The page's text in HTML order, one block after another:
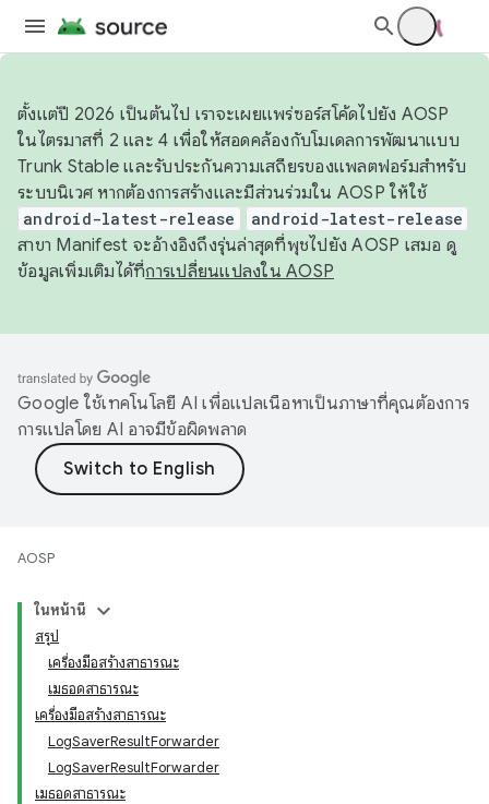
ตั้งแต่ปี 2026 เป็นต้นไป เราจะเผยแพร่ซอร์สโค้ดไปยัง AOSP
ในไตรมาสที่ 2 และ 4 เพื่อให้สอดคล้องกับโมเดลการพัฒนาแบบ
Trunk Stable และรับประกันความเสถียรของแพลตฟอร์มสำหรับ
ระบบนิเวศ หากต้องการสร้างและมีส่วนร่วมใน AOSP ให้ใช้
android-latest-release android-latest-release
สาขา Manifest จะอ้างอิงถึงรุ่นล่าสุดที่พุชไปยัง AOSP เสมอ ดู
ข้อมูลเพิ่มเติมได้ที่การเปลี่ยนแปลงใน AOSP
Google ใช้เทคโนโลยี AI เพื่อแปลเนื้อหาเป็นภาษาที่คุณต้องการ
การแปลโดย AI อาจมีข้อผิดพลาด
AOSP
ในหน้านี้
สรุป
เครื่องมือสร้างสาธารณะ
เมธอดสาธารณะ
เครื่องมือสร้างสาธารณะ
LogSaverResultForwarder
LogSaverResultForwarder
เมธอดสาธารณะ